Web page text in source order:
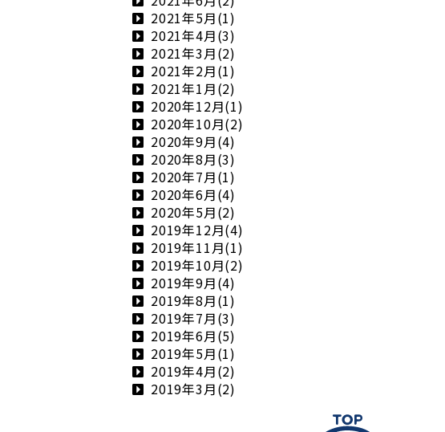
2021年5月(1)
2021年4月(3)
2021年3月(2)
2021年2月(1)
2021年1月(2)
2020年12月(1)
2020年10月(2)
2020年9月(4)
2020年8月(3)
2020年7月(1)
2020年6月(4)
2020年5月(2)
2019年12月(4)
2019年11月(1)
2019年10月(2)
2019年9月(4)
2019年8月(1)
2019年7月(3)
2019年6月(5)
2019年5月(1)
2019年4月(2)
2019年3月(2)